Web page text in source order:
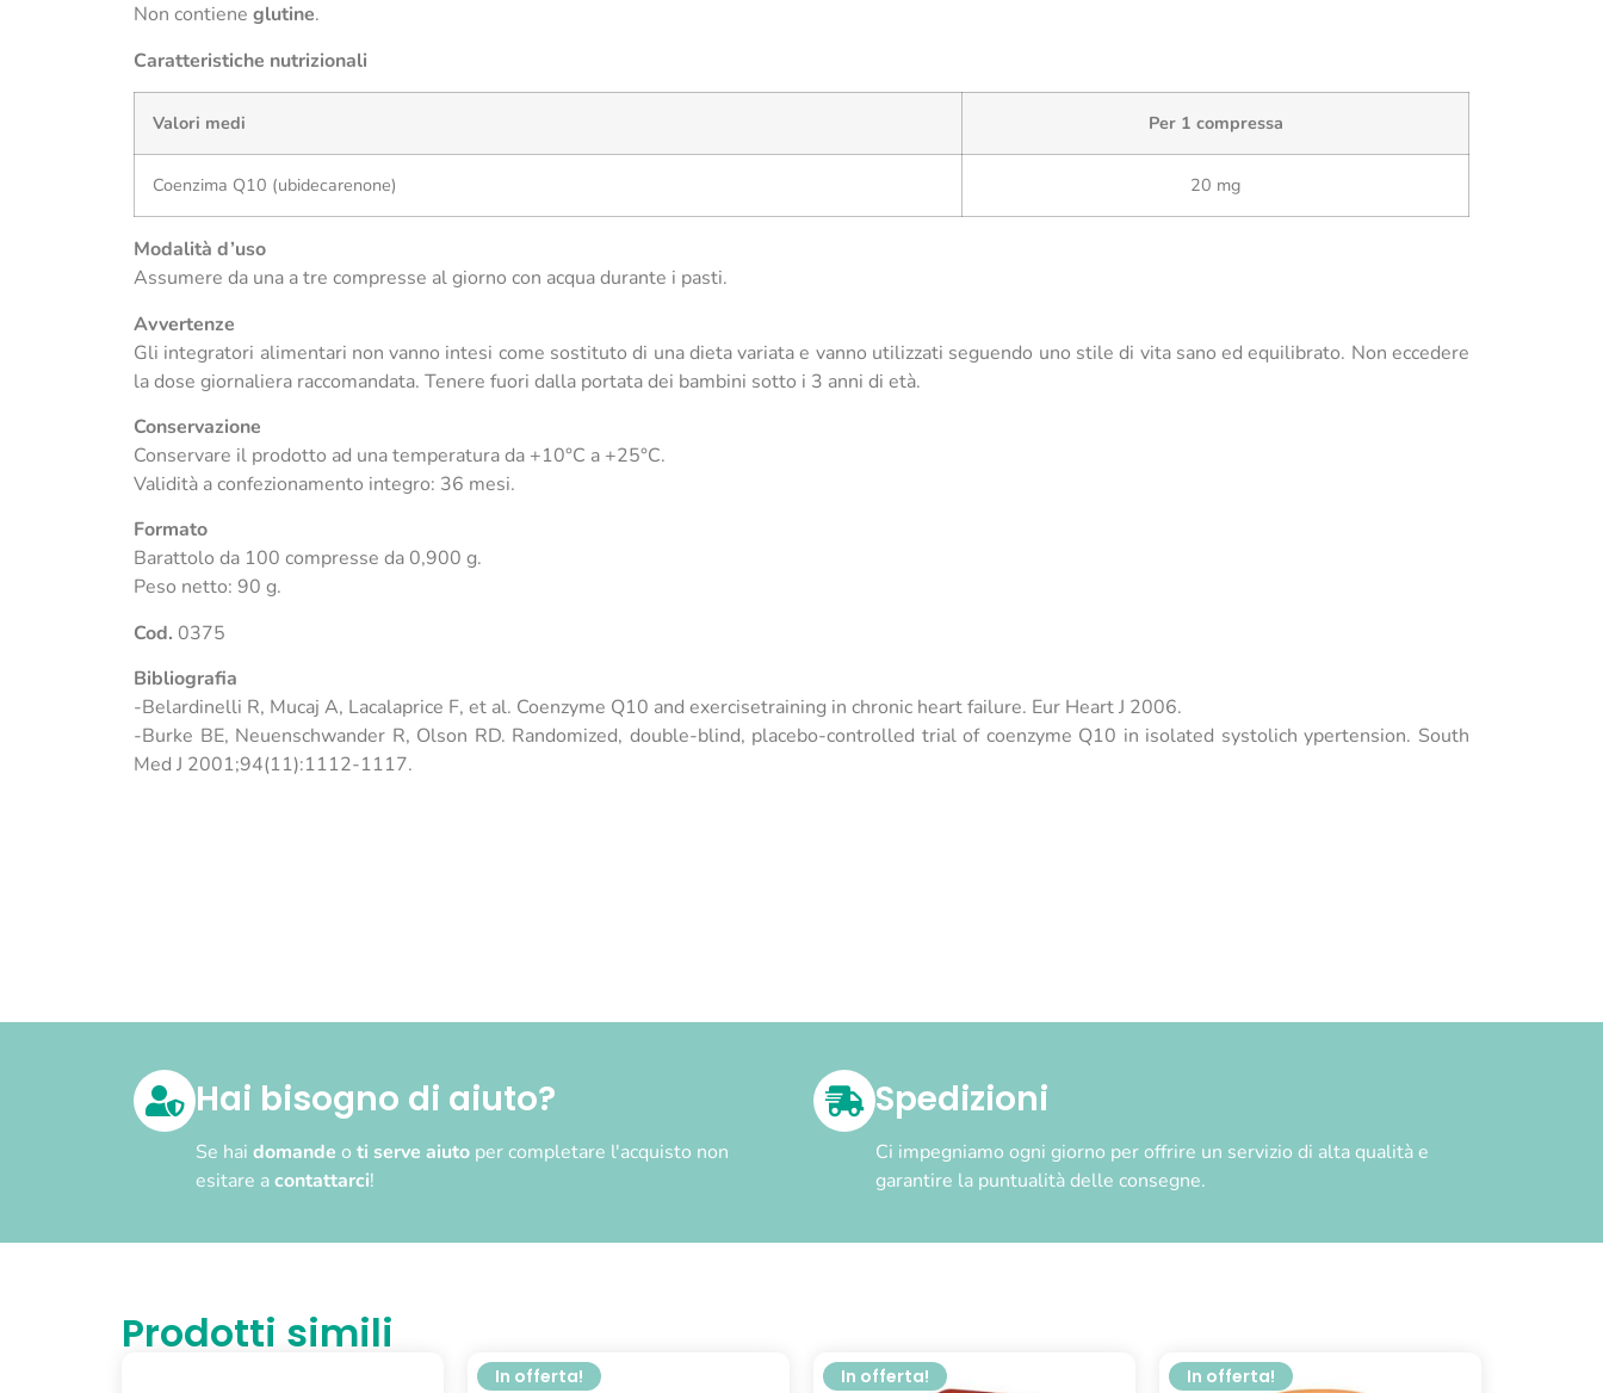
Non contiene glutine.
Caratteristiche nutrizionali
Valori medi Per 1 compressa
Coenzima Q10 (ubidecarenone) 20 mg
Modalità d’uso
Assumere da una a tre compresse al giorno con acqua durante i pasti.
Avvertenze
Gli integratori alimentari non vanno intesi come sostituto di una dieta variata e vanno utilizzati seguendo uno stile di vita sano ed equilibrato. Non eccedere
la dose giornaliera raccomandata. Tenere fuori dalla portata dei bambini sotto i 3 anni di età.
Conservazione
Conservare il prodotto ad una temperatura da +10°C a +25°C.
Validità a confezionamento integro: 36 mesi.
Formato
Barattolo da 100 compresse da 0,900 g.
Peso netto: 90 g.
Cod. 0375
Bibliografia
-Belardinelli R, Mucaj A, Lacalaprice F, et al. Coenzyme Q10 and exercisetraining in chronic heart failure. Eur Heart J 2006.
-Burke BE, Neuenschwander R, Olson RD. Randomized, double-blind, placebo-controlled trial of coenzyme Q10 in isolated systolich ypertension. South
Med J 2001;94(11):1112-1117.
Hai bisogno di aiuto?
Se hai domande o ti serve aiuto per completare l'acquisto non
esitare acontattarci!
Spedizioni
Ci impegniamo ogni giorno per offrire un servizio di alta qualità e
garantire la puntualità delle consegne.
Prodotti simili
In offerta! In offerta! In offerta!